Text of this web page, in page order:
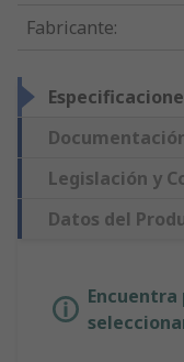
Fabricante:
Legislación y
Datos del